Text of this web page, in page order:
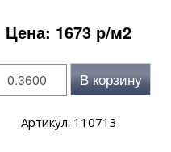
Цена: 1673 р/м2
В корзину
Артикул: 110713